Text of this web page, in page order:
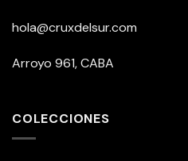
hola@cruxdelsur.com
Arroyo 961, CABA
COLECCIONES